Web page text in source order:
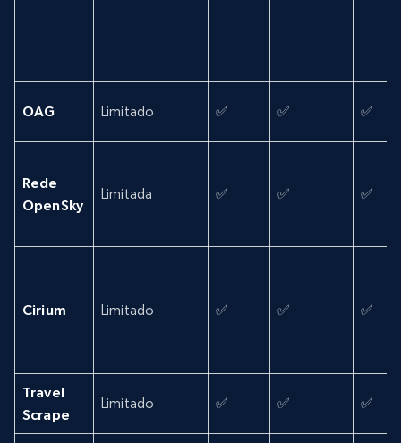
OAG Limitado ✅ ✅ ✅
Rede
OpenSky
Limitada ✅ ✅ ✅
Cirium Limitado ✅ ✅ ✅
Travel
Scrape
Limitado ✅ ✅ ✅